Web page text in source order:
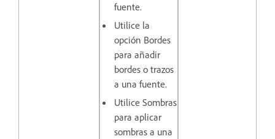
fuente.
Utilice la
opción Bordes
para añadir
bordes o trazos
a una fuente.
Utilice Sombras
para aplicar
sombras a una